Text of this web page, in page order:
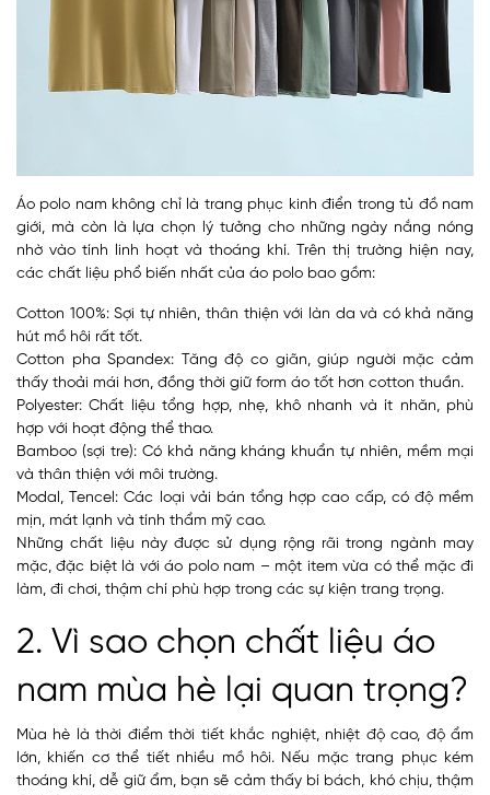
Áo polo nam không chỉ là trang phục kinh điển trong tủ đồ nam
giới, mà còn là lựa chọn lý tưởng cho những ngày nắng nóng
nhờ vào tính linh hoạt và thoáng khí. Trên thị trường hiện nay,
các chất liệu phổ biến nhất của áo polo bao gồm:
Cotton 100%: Sợi tự nhiên, thân thiện với làn da và có khả năng
hút mồ hôi rất tốt.
Cotton pha Spandex: Tăng độ co giãn, giúp người mặc cảm
thấy thoải mái hơn, đồng thời giữ form áo tốt hơn cotton thuần.
Polyester: Chất liệu tổng hợp, nhẹ, khô nhanh và ít nhăn, phù
hợp với hoạt động thể thao.
Bamboo (sợi tre): Có khả năng kháng khuẩn tự nhiên, mềm mại
và thân thiện với môi trường.
Modal, Tencel: Các loại vải bán tổng hợp cao cấp, có độ mềm
mịn, mát lạnh và tính thẩm mỹ cao.
Những chất liệu này được sử dụng rộng rãi trong ngành may
mặc, đặc biệt là với áo polo nam – một item vừa có thể mặc đi
làm, đi chơi, thậm chí phù hợp trong các sự kiện trang trọng.
2. Vì sao chọn chất liệu áo
nam mùa hè lại quan trọng?
Mùa hè là thời điểm thời tiết khắc nghiệt, nhiệt độ cao, độ ẩm
lớn, khiến cơ thể tiết nhiều mồ hôi. Nếu mặc trang phục kém
thoáng khí, dễ giữ ẩm, bạn sẽ cảm thấy bí bách, khó chịu, thậm